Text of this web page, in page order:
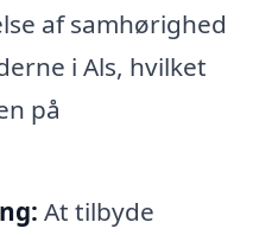
af samhørighed
i Als, hvilket
på
At tilbyde